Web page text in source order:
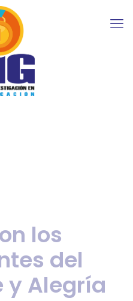
los
del
y Alegría